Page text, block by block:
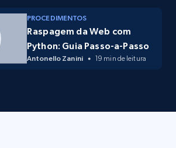
PROCEDIMENTOS
Raspagem da Web com
Python: Guia Passo-a-Passo
Antonello Zanini 19 min de leitura